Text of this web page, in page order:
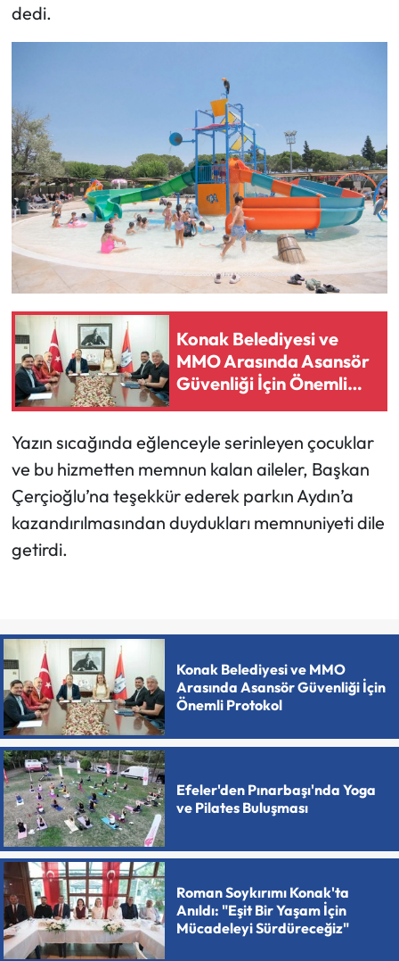
dedi.
Konak Belediyesi ve
MMO Arasında Asansör
Güvenliği İçin Önemli
Protokol
Yazın sıcağında eğlenceyle serinleyen çocuklar
ve bu hizmetten memnun kalan aileler, Başkan
Çerçioğlu’na teşekkür ederek parkın Aydın’a
kazandırılmasından duydukları memnuniyeti dile
getirdi.
Konak Belediyesi ve MMO
Arasında Asansör Güvenliği İçin
Önemli Protokol
Efeler'den Pınarbaşı'nda Yoga
ve Pilates Buluşması
Roman Soykırımı Konak'ta
Anıldı: "Eşit Bir Yaşam İçin
Mücadeleyi Sürdüreceğiz"